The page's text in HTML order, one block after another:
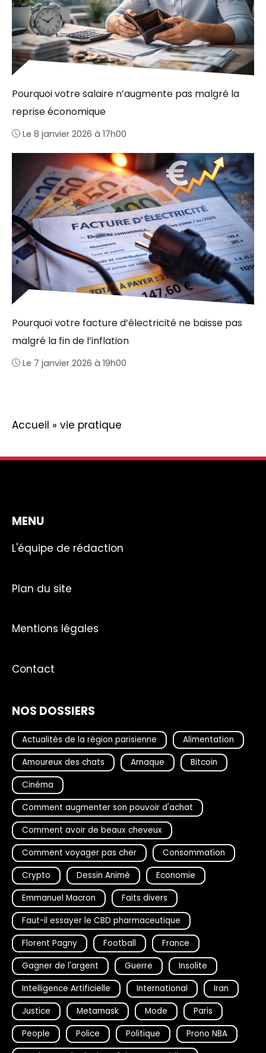
Pourquoi votre salaire n’augmente pas malgré la
reprise économique
Le 8 janvier 2026 à 17h00
Pourquoi votre facture d’électricité ne baisse pas
malgré la fin de l’inflation
Le 7 janvier 2026 à 19h00
Accueil » vie pratique
MENU
L'équipe de rédaction
Plan du site
Mentions légales
Contact
NOS DOSSIERS
Actualités de la région parisienne
Alimentation
Amoureux des chats
Arnaque
Bitcoin
Cinéma
Comment augmenter son pouvoir d'achat
Comment avoir de beaux cheveux
Comment voyager pas cher
Consommation
Crypto
Dessin Animé
Economie
Emmanuel Macron
Faits divers
Faut-il essayer le CBD pharmaceutique
Florent Pagny
Football
France
Gagner de l'argent
Guerre
Insolite
Intelligence Artificielle
International
Iran
Justice
Metamask Mode
Paris
People
Police Politique
Prono NBA